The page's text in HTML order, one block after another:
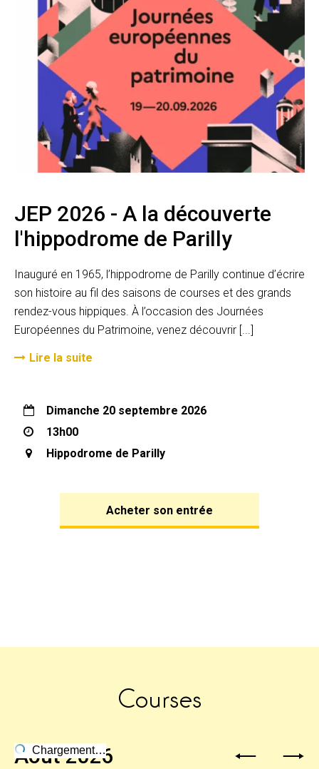
JEP 2026 - A la découverte
l'hippodrome de Parilly
Inauguré en 1965, l’hippodrome de Parilly continue d’écrire
son histoire au fil des saisons de courses et des grands
rendez-vous hippiques. À l’occasion des Journées
Européennes du Patrimoine, venez découvrir [...]
Lire la suite
dimanche 20 septembre 2026
13h00
Hippodrome de Parilly
Acheter son entrée
Courses
Chargement…
Août 2026